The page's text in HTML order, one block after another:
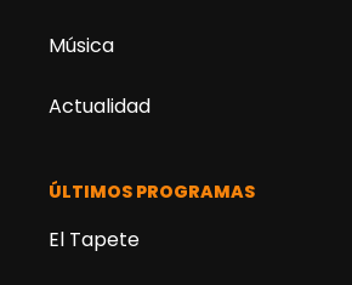
Música
Actualidad
ÚLTIMOS PROGRAMAS
El Tapete